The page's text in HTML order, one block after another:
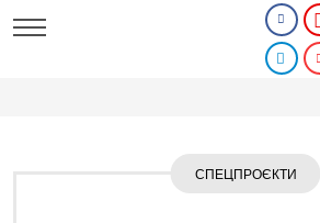
СПЕЦПРОЄКТИ